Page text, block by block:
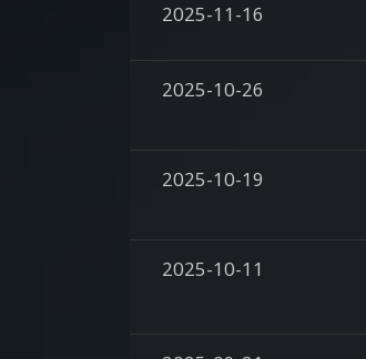
2025-11-16
2025-10-26
2025-10-19
2025-10-11